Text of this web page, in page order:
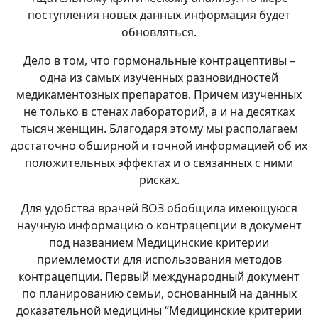
поступления новых данных информация будет
обновляться.
Дело в том, что гормональные контрацептивы –
одна из самых изученных разновидностей
медикаментозных препаратов. Причем изученных
не только в стенах лабораторий, а и на десятках
тысяч женщин. Благодаря этому мы располагаем
достаточно обширной и точной информацией об их
положительных эффектах и о связанных с ними
рисках.
Для удобства врачей ВОЗ обобщила имеющуюся
научную информацию о контрацепции в документ
под названием Медицинские критерии
приемлемости для использования методов
контрацепции. Первый международный документ
по планированию семьи, основанный на данных
доказательной медицины “Медицинские критерии